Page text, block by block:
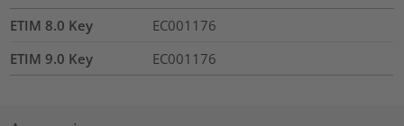
ETIM 8.0 Key
EC001176
ETIM 9.0 Key
EC001176